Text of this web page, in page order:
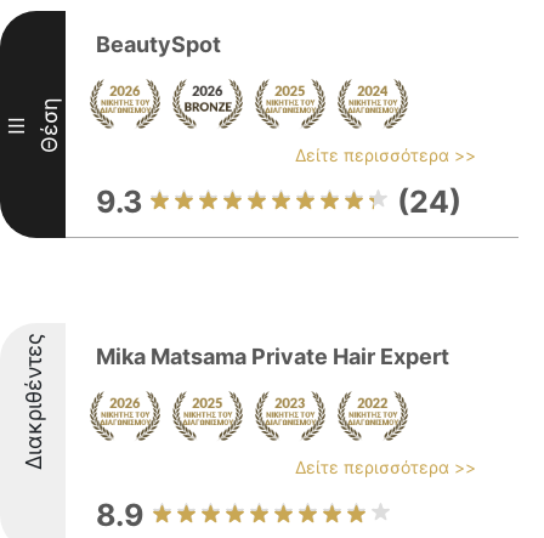
III Θέση
BeautySpot
Δείτε περισσότερα >>
9.3 (24)
Διακριθέντες Mika Matsama Private Hair Expert
Δείτε περισσότερα >>
8.9